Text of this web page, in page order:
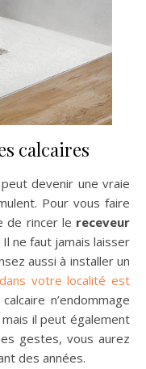
calcaires
devenir une vraie
Pour vous faire
de rincer le receveur
ne faut jamais laisser
aussi à installer un
dans votre localité est
n’endommage
il peut également
gestes, vous aurez
des années.